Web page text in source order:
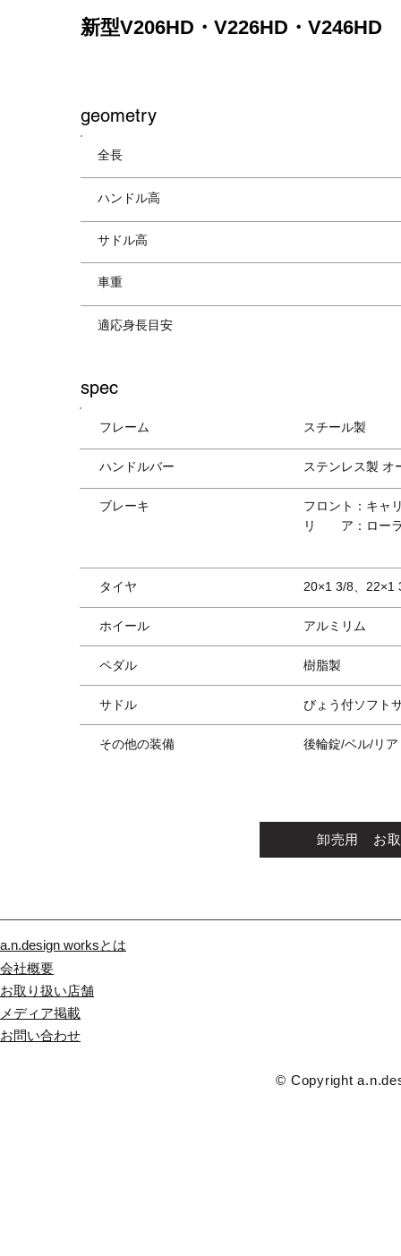
新型V206HD・V226HD・V246HD
​geometry
全長
ハンドル高
サドル高
車重
適応身長目安
spec
フレーム スチール製
ハンドルバー ステンレス製 オ
ブレーキ
フロント：キャ
リ ア：ローラ
タイヤ 20×1 3/8、
ホイール アルミリム
ペダル 樹脂製
サドル びょう付ソフト
その他の装備 後輪錠/ベル/リ
卸売用 お取
a.n.design worksとは
会社概要
お取り扱い店舗
メディア掲載
​お問い合わせ
© Copyright